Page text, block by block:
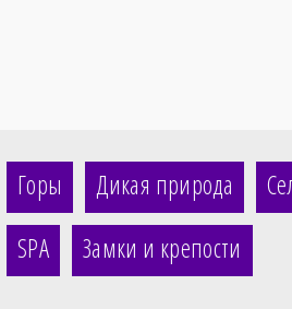
Горы Дикая природа
SPA
Замки и крепости